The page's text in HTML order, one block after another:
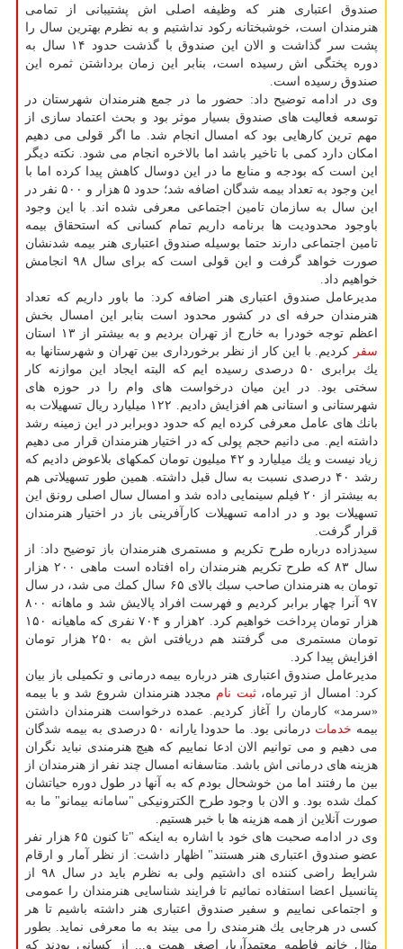
صندوق اعتباری هنر كه وظیفه اصلی اش پشتیبانی از تمامی
هنرمندان است، خوشبختانه ركود نداشتیم و به نظرم بهترین سال را
پشت سر گذاشت و الان این صندوق با گذشت حدود ۱۴ سال به
دوره پختگی اش رسیده است، بنابر این زمان برداشتن ثمره این
صندوق رسیده است.
وی در ادامه توضیح داد: حضور ما در جمع هنرمندان شهرستان در
توسعه فعالیت های صندوق بسیار موثر بود و بحث اعتماد سازی از
مهم ترین كارهایی بود كه امسال انجام شد. ما اگر قولی می دهیم
امكان دارد كمی با تاخیر باشد اما بالاخره انجام می شود. نكته دیگر
این است كه بودجه و منابع ما در این دوسال كاهش پیدا كرده اما با
این وجود به تعداد بیمه شدگان اضافه شد؛ حدود ۵ هزار و ۵۰۰ نفر در
این سال به سازمان تامین اجتماعی معرفی شده اند. با این وجود
باوجود محدودیت ها برنامه داریم تمام كسانی كه استحقاق بیمه
تامین اجتماعی دارند حتما بوسیله صندوق اعتباری هنر بیمه شدنشان
صورت خواهد گرفت و این قولی است كه برای سال ۹۸ انجامش
خواهیم داد.
مدیرعامل صندوق اعتباری هنر اضافه كرد: ما باور داریم كه تعداد
هنرمندان حرفه ای در كشور محدود است بنابر این امسال بخش
اعظم توجه خودرا به خارج از تهران بردیم و به بیشتر از ۱۳ استان
سفر كردیم. با این كار از نظر برخورداری بین تهران و شهرستانها به
یك برابری ۵۰ درصدی رسیده ایم كه البته ایجاد این موازنه كار
سختی بود. در این میان درخواست های وام را در حوزه های
شهرستانی و استانی هم افزایش دادیم. ۱۲۲ میلیارد ریال تسهیلات به
بانك های عامل معرفی كرده ایم كه حدود دوبرابر در این زمینه رشد
داشته ایم. می دانیم حجم پولی كه در اختیار هنرمندان قرار می دهیم
زیاد نیست و یك میلیارد و ۴۲ میلیون تومان كمكهای بلاعوض دادیم كه
رشد ۴۰ درصدی نسبت به سال قبل داشته. همین طور تسهیلاتی هم
به بیشتر از ۲۰ فیلم سینمایی داده شد و امسال سال اصلی رونق این
تسهیلات بود و در ادامه تسهیلات كارآفرینی باز در اختیار هنرمندان
قرار گرفت.
سیدزاده درباره طرح تكریم و مستمری هنرمندان باز توضیح داد: از
سال ۸۳ كه طرح تكریم هنرمندان راه افتاده است ماهی ۲۰۰ هزار
تومان به هنرمندان صاحب سبك بالای ۶۵ سال كمك می شد، در سال
۹۷ آنرا چهار برابر كردیم و فهرست افراد پالایش شد و ماهانه ۸۰۰
هزار تومان پرداخت خواهیم كرد. ۲هزار و ۷۰۴ نفری كه ماهیانه ۱۵۰
تومان مستمری می گرفتند هم دریافتی اش به ۲۵۰ هزار تومان
افزایش پیدا كرد.
مدیرعامل صندوق اعتباری هنر درباره بیمه درمانی و تكمیلی باز بیان
كرد: امسال از تیرماه،ثبت نام مجدد هنرمندان شروع شد و با بیمه
«سرمد» كارمان را آغاز كردیم. عمده درخواست هنرمندان داشتن
بیمه خدمات
درمانی بود. ما حدودا یارانه ۵۰ درصدی به بیمه شدگان
می دهیم و می توانیم الان ادعا نماییم كه هیچ هنرمندی نباید نگران
هزینه های درمانی اش باشد. متاسفانه امسال چند نفر از هنرمندان از
بین ما رفتند اما من خوشحال بودم كه به آنها در طول دوره حیاتشان
كمك شده بود. و الان با وجود طرح الكترونیكی "سامانه بیمانو" ما به
صورت آنلاین از همه هزینه ها با خبر هستیم.
وی در ادامه صحبت های خود با اشاره به اینكه "تا كنون ۶۵ هزار نفر
عضو صندوق اعتباری هنر هستند" اظهار داشت: از نظر آمار و ارقام
شرایط راضی كننده ای داشتیم ولی به نظرم باید در سال ۹۸ از
پتانسیل اعضا استفاده نمائیم تا فرایند شناسایی هنرمندان را عمومی
و اجتماعی نماییم و سفیر صندوق اعتباری هنر داشته باشیم تا هر
كسی در هرجایی یك هنرمندی را می بیند به ما معرفی نماید. بطور
مثال خانم فاطمه معتمدآریا، اصغر همت و... از كسانی بودند كه